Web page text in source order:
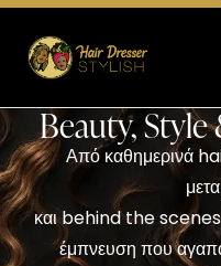
Δωρεάν μεταφορικά άνω
Beauty,
Από καθημερινά
και behind the scenes
έμπνευση που